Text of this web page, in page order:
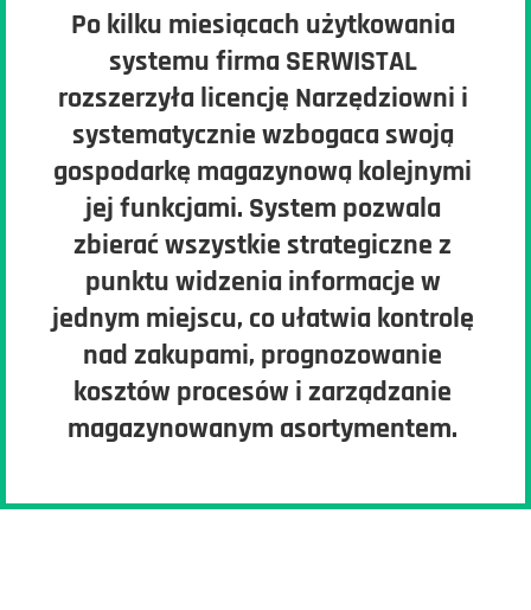
Po kilku miesiącach użytkowania
systemu firma SERWISTAL
rozszerzyła licencję Narzędziowni i
systematycznie wzbogaca swoją
gospodarkę magazynową kolejnymi
jej funkcjami. System pozwala
zbierać wszystkie strategiczne z
punktu widzenia informacje w
jednym miejscu, co ułatwia kontrolę
nad zakupami, prognozowanie
kosztów procesów i zarządzanie
magazynowanym asortymentem.